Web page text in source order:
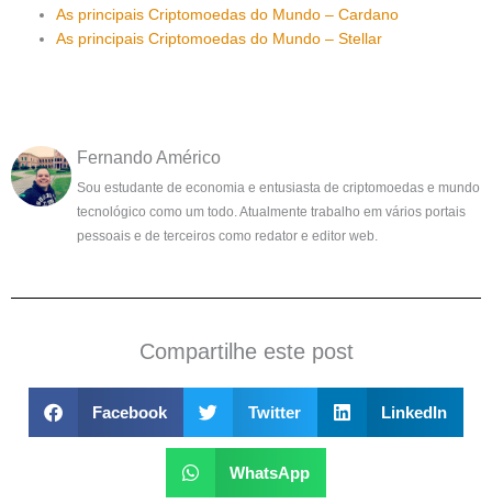
As principais Criptomoedas do Mundo – Cardano
As principais Criptomoedas do Mundo – Stellar
Fernando Américo
Sou estudante de economia e entusiasta de criptomoedas e mundo
tecnológico como um todo. Atualmente trabalho em vários portais
pessoais e de terceiros como redator e editor web.
Compartilhe este post
Facebook Twitter LinkedIn
WhatsApp